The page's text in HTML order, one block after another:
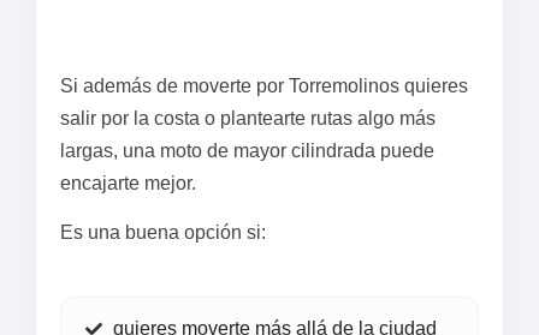
Si además de moverte por Torremolinos quieres
salir por la costa o plantearte rutas algo más
largas, una moto de mayor cilindrada puede
encajarte mejor.
Es una buena opción si:
quieres moverte más allá de la ciudad